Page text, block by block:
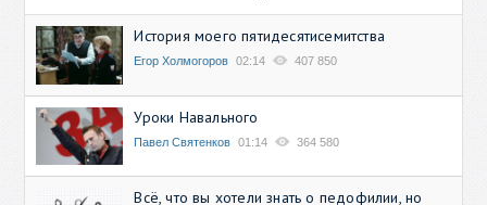
История моего пятидесятисемитства
Егор Холмогоров 02:14 407 850
Уроки Навального
Павел Святенков 01:14 364 580
Всё, что вы хотели знать о педофилии, но